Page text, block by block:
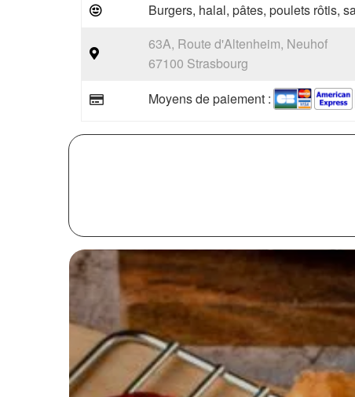
Burgers, halal, pâtes, poulets rôtis,
63A, Route d'Altenheim, Neuhof
67100 Strasbourg
Moyens de paiement :